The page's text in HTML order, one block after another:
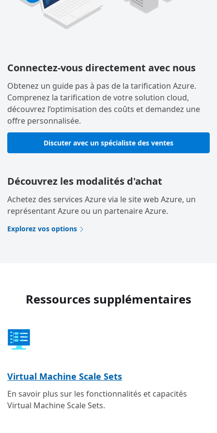
Connectez-vous directement avec nous
Obtenez un guide pas à pas de la tarification Azure.
Comprenez la tarification de votre solution cloud,
découvrez l’optimisation des coûts et demandez une
offre personnalisée.
Discuter avec un spécialiste des ventes
Découvrez les modalités d'achat
Achetez des services Azure via le site web Azure, un
représentant Azure ou un partenaire Azure.
Explorez vos options
Ressources supplémentaires
Virtual Machine Scale Sets
En savoir plus sur les fonctionnalités et capacités
Virtual Machine Scale Sets.